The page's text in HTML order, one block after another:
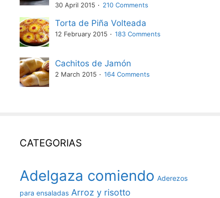
30 April 2015 210 Comments
Torta de Piña Volteada
12 February 2015 183 Comments
Cachitos de Jamón
2 March 2015 164 Comments
CATEGORIAS
Adelgaza comiendo Aderezos
para ensaladas Arroz y risotto